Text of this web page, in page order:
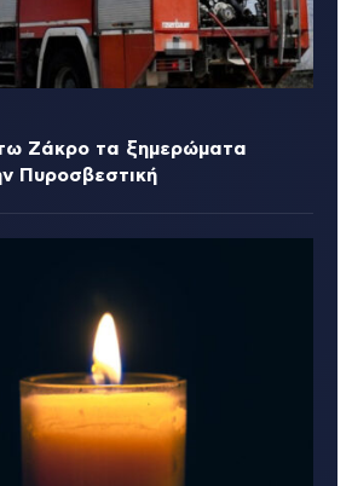
Ζάκρο τα ξημερώματα
Πυροσβεστική